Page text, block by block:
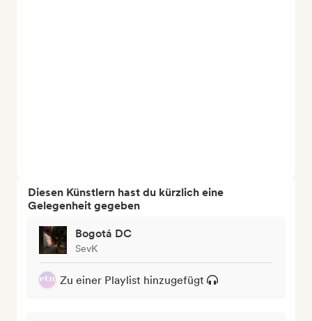
Diesen Künstlern hast du kürzlich eine
Gelegenheit gegeben
Bogotá DC
SevK
Zu einer Playlist hinzugefügt